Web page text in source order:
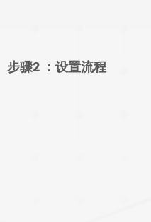
步骤2 ： 设置流程